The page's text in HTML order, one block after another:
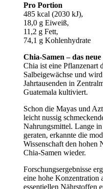
Pro Portion
485 kcal (2030 kJ),
18,0 g Eiweiß,
11,2 g Fett,
74,1 g Kohlenhydrate
Chia-Samen – das
Chia ist eine Pflanzenart
Salbeigewächse und
Jahrtausenden in
Guatemala kultiviert.
Schon die Mayas und
leicht nussig
Nahrungsmittel. Lange in
geraten, erkannte die
Wissenschaft den hohen
Chia-Samen wieder.
Forschungsergebnisse
eine hohe Konzentration
essentiellen Nährstoffen